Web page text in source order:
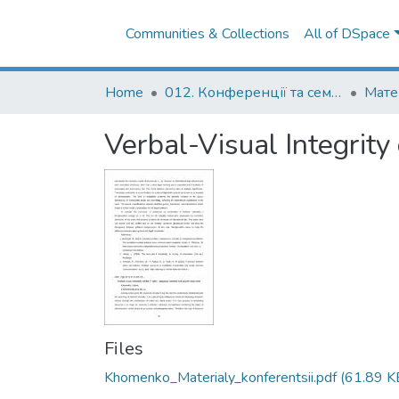
Communities & Collections All of DSpace
Home 012. Конференції та семінари НаУКМА
Verbal-Visual Integrity
Files
Khomenko_Materialy_konferentsii.pdf(61.89